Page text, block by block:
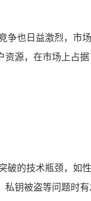
争也日益激烈，
源，在市场上占
的技术瓶颈，
钥被盗等问题时